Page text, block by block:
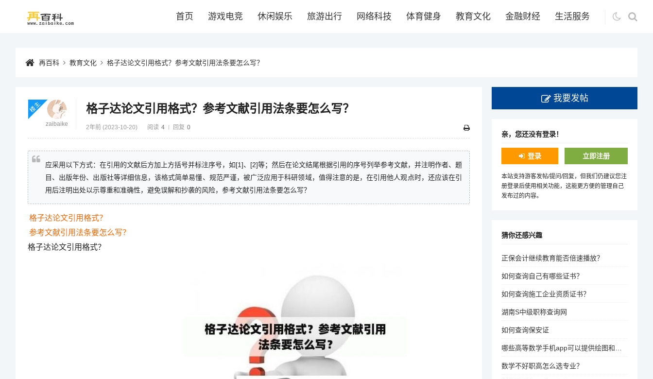
首页 游戏电竞 休闲娱乐 旅游出行 网络科技 体育健身 教育文化 金融财经 生活服务
再百科 教育文化 格子达论文引用格式？参考文献引用法条要怎么写？
格子达论文引用格式？参考文献引用法条要怎么写？
2年前 (2023-10-20) 阅读 4 回复 0
zaibaike
楼主
应采用以下方式：在引用的文献后方加上方括号并标注序号，如[1]、[2]等；然后在论文结尾根据引用的序号列举参考文献，并注明作者、题
目、出版年份、出版社等详细信息，该格式简单易懂、规范严谨，被广泛应用于科研领域，值得注意的是，在引用他人观点时，还应该在引
用后注明出处以示尊重和准确性，避免误解和抄袭的风险，参考文献引用法条要怎么写？
格子达论文引用格式？
参考文献引用法条要怎么写？
格子达论文引用格式？
我要发帖
亲，您还没有登录！
登录 立即注册
本站支持游客发帖/提问/回复，但我们仍建议您注
册登录后使用相关功能，这能更方便的管理自己
发布过的内容。
猜你还感兴趣
正保会计继续教育能否倍速播放？
如何查询自己有哪些证书？
如何查询施工企业资质证书？
湖南S中级职称查询网
如何查询保安证
哪些高等数学手机app可以提供绘图和解决问题
数学不好职高怎么选专业？